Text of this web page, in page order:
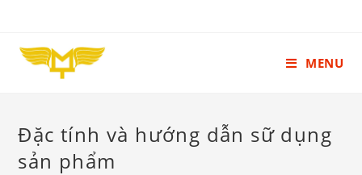
MENU
Đặc tính và hướng dẫn sữ dụng
sản phẩm